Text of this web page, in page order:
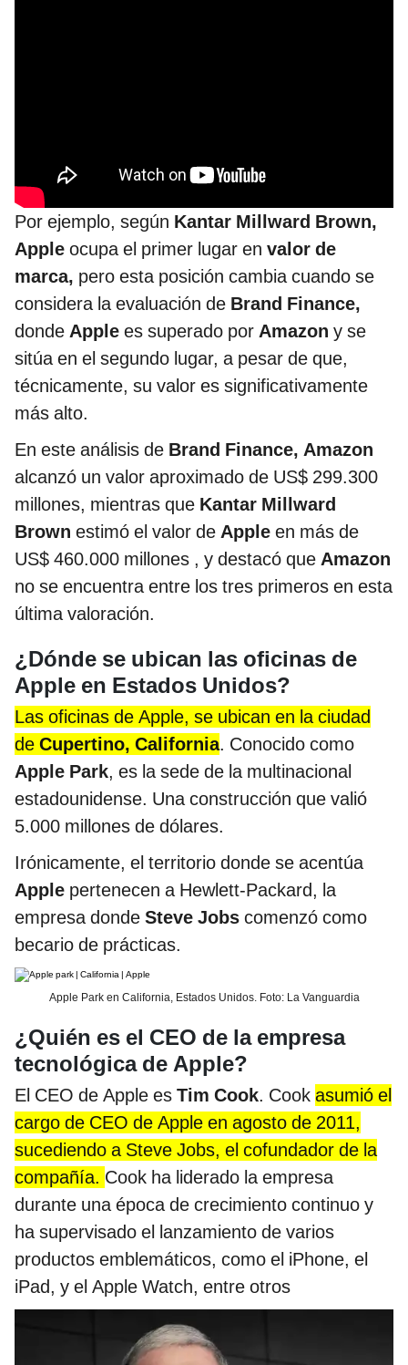
Por ejemplo, según Kantar Millward Brown,
Apple ocupa el primer lugar en valor de
marca, pero esta posición cambia cuando se
considera la evaluación de Brand Finance,
donde Apple es superado por Amazon y se
sitúa en el segundo lugar, a pesar de que,
técnicamente, su valor es significativamente
más alto.
En este análisis de Brand Finance, Amazon
alcanzó un valor aproximado de US$ 299.300
millones, mientras que Kantar Millward
Brown estimó el valor de Apple en más de
US$ 460.000 millones , y destacó que Amazon
no se encuentra entre los tres primeros en esta
última valoración.
¿Dónde se ubican las oficinas de
Apple en Estados Unidos?
Las oficinas de Apple, se ubican en la ciudad
de Cupertino, California. Conocido como
Apple Park, es la sede de la multinacional
estadounidense. Una construcción que valió
5.000 millones de dólares.
Irónicamente, el territorio donde se acentúa
Apple pertenecen a Hewlett-Packard, la
empresa donde Steve Jobs comenzó como
becario de prácticas.
Apple Park en California, Estados Unidos. Foto: La Vanguardia
¿Quién es el CEO de la empresa
tecnológica de Apple?
El CEO de Apple es Tim Cook. Cook asumió el
cargo de CEO de Apple en agosto de 2011,
sucediendo a Steve Jobs, el cofundador de la
compañía. Cook ha liderado la empresa
durante una época de crecimiento continuo y
ha supervisado el lanzamiento de varios
productos emblemáticos, como el iPhone, el
iPad, y el Apple Watch, entre otros